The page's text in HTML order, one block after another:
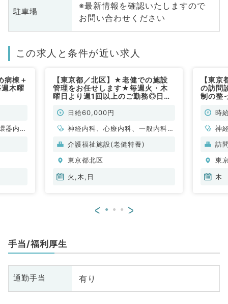
駐車場
※最新情報を確認いたしますので
お問い合わせください
この求人と条件が近い求人
病棟＋
木曜
器内
【東京都／北区】★老健での施設
管理をお任せします★毎週火・木
曜日より週1回以上のご勤務◎日給
頂けます！駅より徒歩5分のアクセ
常勤）
日給60,000円
神経内科、心療内科、一般内科、
循環器内科、呼吸器内科、消化器
内科、膠原病科
介護福祉施設(老健特養)
東京都北区
火,木,日
【東
の訪問
制の整
時
神
訪
東
木
< >
手当/福利厚生
通勤手当 有り